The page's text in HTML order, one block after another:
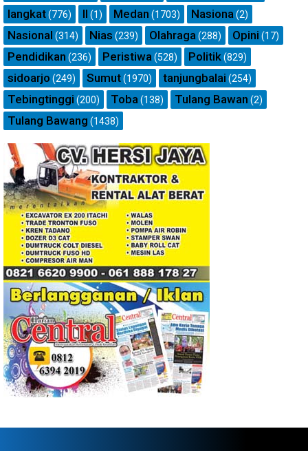
langkat(776) ll (1) Medan (1703) Nasiona (2)
Nasional (314) Nias (239) Olahraga (288) Opini (17)
Pendidikan (236) Peristiwa (528) Politik(829)
sidoarjo (249) Sumut(1970) tanjungbalai (254)
Tebingtinggi (200) Toba (138) Tulang Bawan (2)
Tulang Bawang (1438)